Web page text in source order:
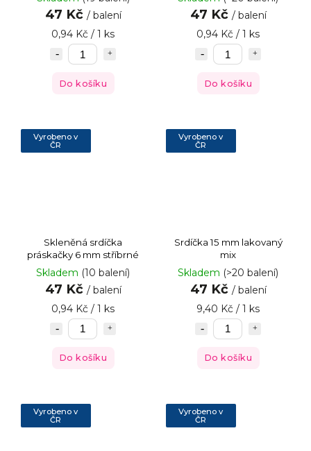
47 Kč / balení
0,94 Kč / 1 ks
Do košíku
47 Kč / balení
0,94 Kč / 1 ks
Do košíku
Vyrobeno v
ČR
Skleněná srdíčka
práskačky 6 mm stříbrné
Skladem (10 balení)
47 Kč / balení
0,94 Kč / 1 ks
Do košíku
Vyrobeno v
ČR
Srdíčka 15 mm lakovaný
mix
Skladem (>20 balení)
47 Kč / balení
9,40 Kč / 1 ks
Do košíku
Vyrobeno v
ČR
Vyrobeno v
ČR